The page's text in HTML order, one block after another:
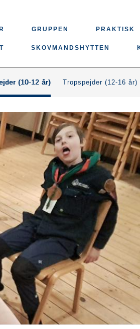
GRUPPEN PRAKTISK
SKOVMANDSHYTTEN
(10-12 år) Tropspejder (12-16 år)